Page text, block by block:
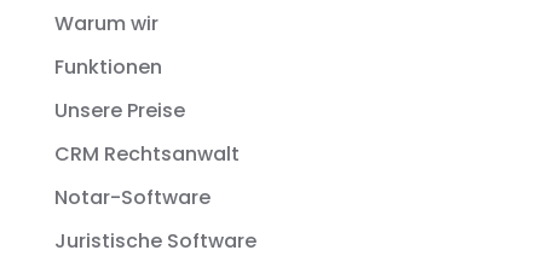
Warum wir
Funktionen
Unsere Preise
CRM Rechtsanwalt
Notar-Software
Juristische Software